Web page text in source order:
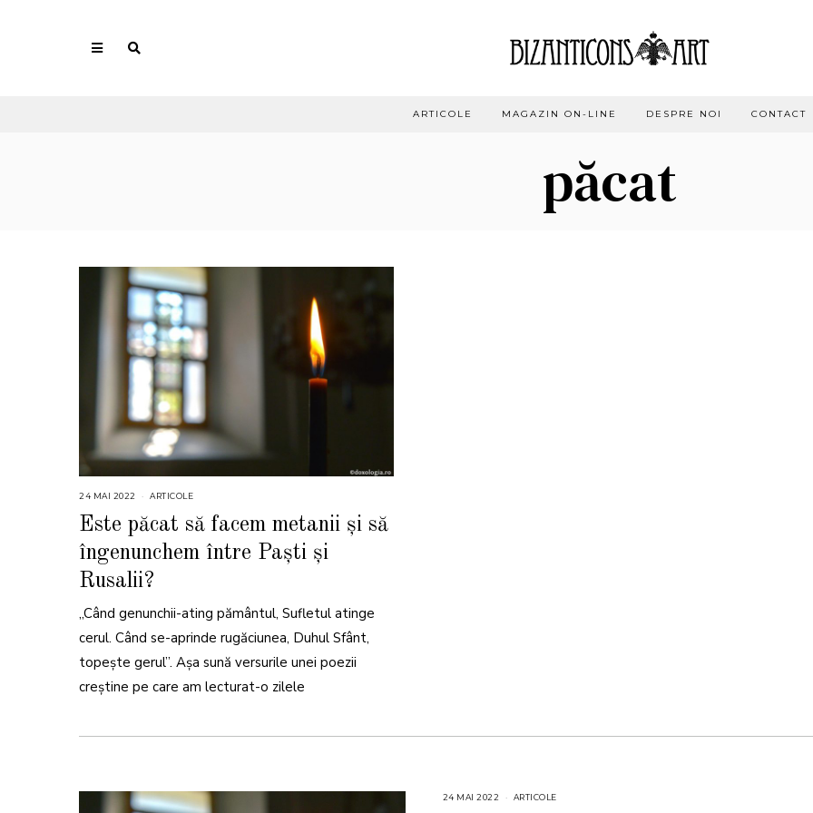
ARTICOLE MAGAZIN ON-LINE DESPRE NOI CONTACT
păcat
24 MAI 2022
M
A
2
0
2
ARTICOLE
Este păcat să facem metanii și să
îngenunchem între Paști și
Rusalii?
„Când genunchii-ating pământul, Sufletul atinge
cerul. Când se-aprinde rugăciunea, Duhul Sfânt,
topește gerul”. Așa sună versurile unei poezii
creștine pe care am lecturat-o zilele
24 MAI 2022 ARTICOLE